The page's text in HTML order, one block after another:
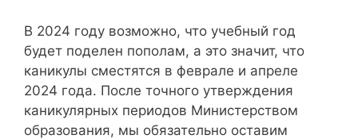
В 2024 году возможно, что учебный год
будет поделен пополам, а это значит, что
каникулы сместятся в феврале и апреле
2024 года. После точного утверждения
каникулярных периодов Министерством
образования, мы обязательно оставим